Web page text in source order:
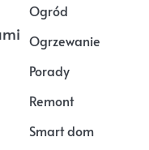
Ogród
Ogrzewanie
Porady
Remont
Smart dom